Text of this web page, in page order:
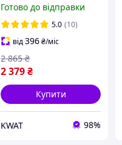
Маска Procraft SHP90-
30 NEW
Готово до відправки
5.0 (10)
від396₴/міс
2 379₴
2 865 ₴
Купити
KWAT 98%